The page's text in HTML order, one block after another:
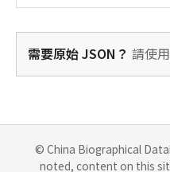
需要原始 JSON？ 請使用
© China Biographical
noted, content on this